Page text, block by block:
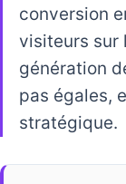
conversion
visiteurs sur
génération
pas égales,
stratégique.